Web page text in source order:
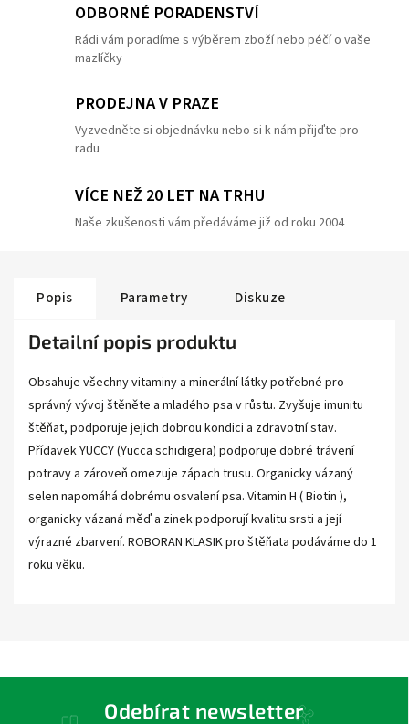
ODBORNÉ PORADENSTVÍ
Rádi vám poradíme s výběrem zboží nebo péčí o vaše
mazlíčky
PRODEJNA V PRAZE
Vyzvedněte si objednávku nebo si k nám přijďte pro
radu
VÍCE NEŽ 20 LET NA TRHU
Naše zkušenosti vám předáváme již od roku 2004
Popis Parametry Diskuze
Detailní popis produktu
Obsahuje všechny vitaminy a minerální látky potřebné pro
správný vývoj štěněte a mladého psa v růstu. Zvyšuje imunitu
štěňat, podporuje jejich dobrou kondici a zdravotní stav.
Přídavek YUCCY (Yucca schidigera) podporuje dobré trávení
potravy a zároveň omezuje zápach trusu. Organicky vázaný
selen napomáhá dobrému osvalení psa. Vitamin H ( Biotin ),
organicky vázaná měď a zinek podporují kvalitu srsti a její
výrazné zbarvení. ROBORAN KLASIK pro štěňata podáváme do 1
roku věku.
Odebírat newsletter